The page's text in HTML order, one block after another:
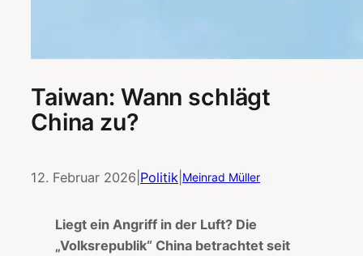
Taiwan: Wann schlägt
China zu?
12. Februar 2026 Politik Meinrad Müller
Liegt ein Angriff in der Luft? Die
„Volksrepublik“ China betrachtet seit